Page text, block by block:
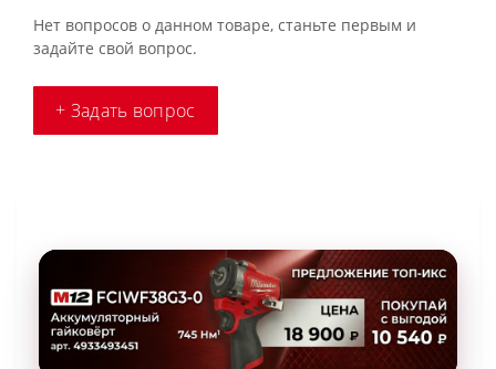
Нет вопросов о данном товаре, станьте первым и
задайте свой вопрос.
+ Задать вопрос